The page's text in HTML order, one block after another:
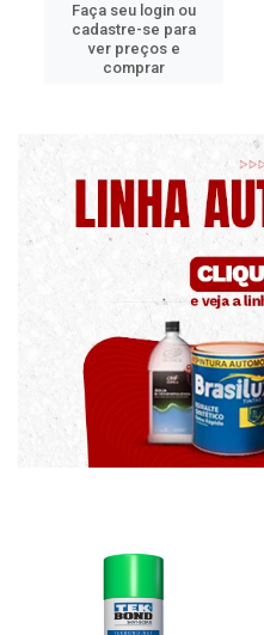
Faça seu login ou
cadastre-se para
ver preços e
comprar